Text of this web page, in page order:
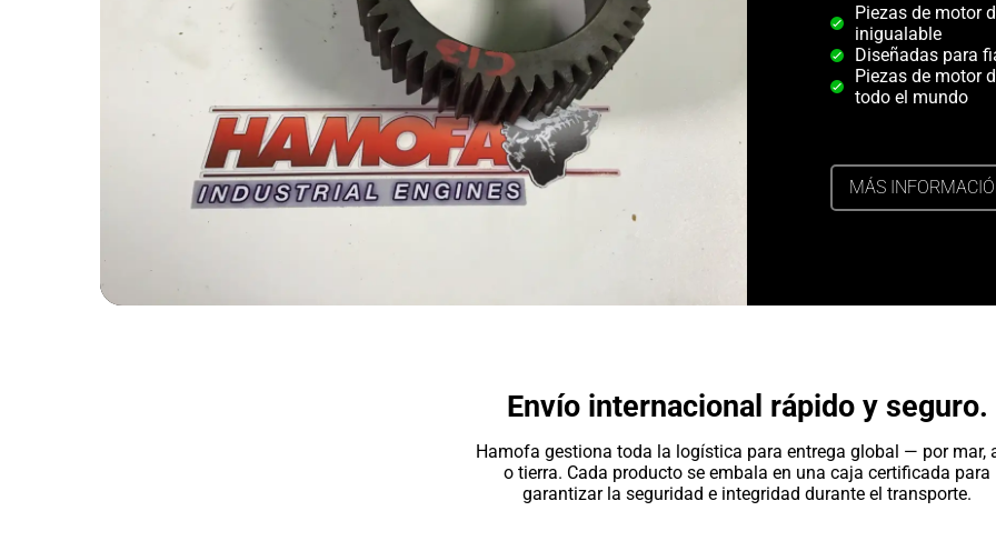
Piezas de motor
inigualable
Diseñadas para
Piezas de motor
todo el mundo
MÁS
Envío internacional rápido y seguro.
Hamofa gestiona toda la logística para entrega global — por mar,
o tierra. Cada producto se embala en una caja certificada para
garantizar la seguridad e integridad durante el transporte.